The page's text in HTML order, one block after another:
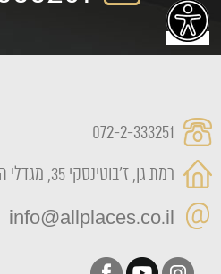
072-2-333251
רמת גן, ז'בוטינסקי 35, מגדלי התאומים
info@allplaces.co.il